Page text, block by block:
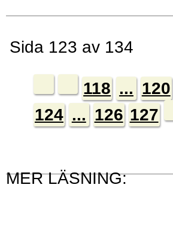
Sida 123 av 134
118 ... 120
124 ... 126 127